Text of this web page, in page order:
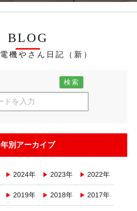
BLOG
機やさん日記（新）
検索
年別アーカイブ
2024年 2023年 2022年
2019年 2018年 2017年